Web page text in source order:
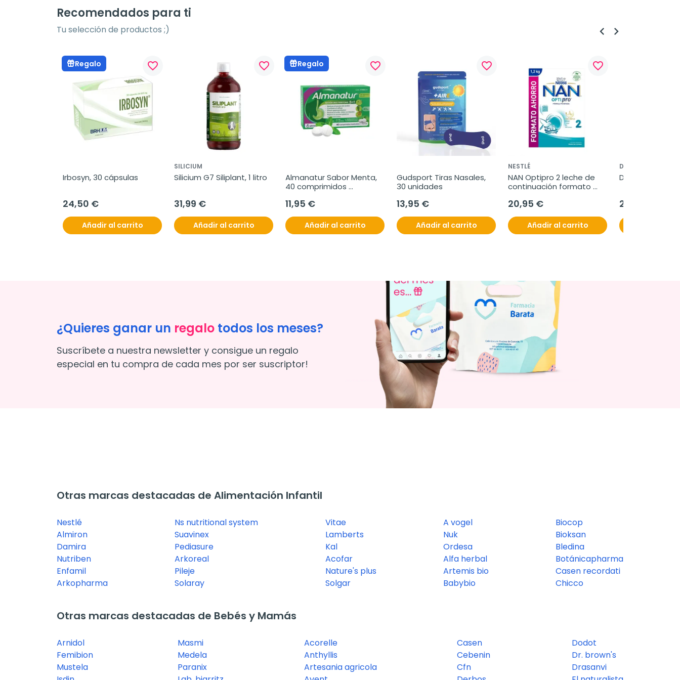
Recomendados para ti
Tu selección de productos ;)
Regalo favorite_border
Irbosyn, 30 cápsulas
24,50 €
Añadir al carrito
favorite_border
SILICIUM
Silicium G7 Siliplant, 1 litro
31,99 €
Añadir al carrito
Regalo favorite_border
Almanatur Sabor Menta,
40 comprimidos
11,95 €
Añadir al carrito
favorite_border
Gudsport Tiras Nasales,
30 unidades
13,95 €
Añadir al carrito
favorite_border
NESTLÉ
NAN Optipro 2 leche de
continuación formato
20,95 €
Añadir al carrito
DAMIRA
Damira Natur 3,
20,60 €
keyboard_arrow_left keyboard_arrow_right
¿Quieres ganar un regalo todos los meses?
Suscríbete a nuestra newsletter y consigue un regalo
especial en tu compra de cada mes por ser suscriptor!
Otras marcas destacadas de Alimentación Infantil
Nestlé
Almiron
Damira
Nutriben
Enfamil
Arkopharma
Ns nutritional system
Suavinex
Pediasure
Arkoreal
Pileje
Solaray
Vitae
Lamberts
Kal
Acofar
Nature's plus
Solgar
A vogel
Nuk
Ordesa
Alfa herbal
Artemis bio
Babybio
Biocop
Bioksan
Bledina
Botánicapharma
Casen recordati
Chicco
Otras marcas destacadas de Bebés y Mamás
Arnidol
Femibion
Mustela
Masmi
Medela
Paranix
Acorelle
Anthyllis
Artesania agricola
Casen
Cebenin
Cfn
Dodot
Dr. brown's
Drasanvi